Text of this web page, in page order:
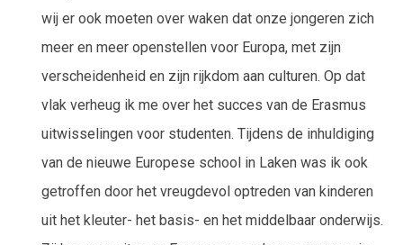
wij er ook moeten over waken dat onze jongeren zich
meer en meer openstellen voor Europa, met zijn
verscheidenheid en zijn rijkdom aan culturen. Op dat
vlak verheug ik me over het succes van de Erasmus
uitwisselingen voor studenten. Tijdens de inhuldiging
van de nieuwe Europese school in Laken was ik ook
getroffen door het vreugdevol optreden van kinderen
uit het kleuter- het basis- en het middelbaar onderwijs.